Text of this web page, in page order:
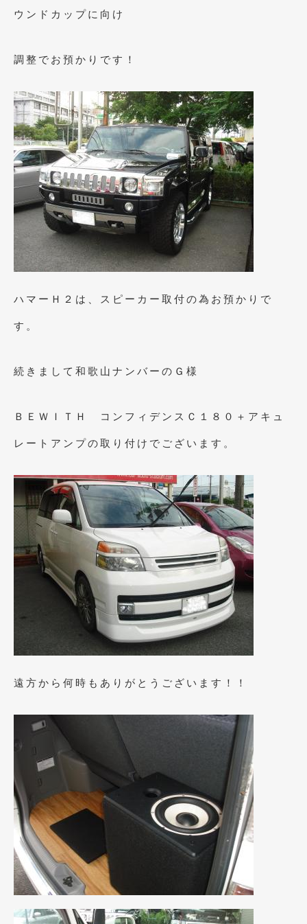
2020年3月(4)
2020年1月(6)
2019年12月 (8)
2019年11月(12)
2019年10月(7)
2019年9月(12)
2019年8月
2019年7月(17)
2019年6月(16)
2019年3月
2018年11月(3)
2018年10月 (4)
2018年9月(8)
2018年8月(6)
2018年7月 (2)
2018年6月 (7)
2018年4月(2)
2018年3月
2018年1月 (3)
2017年12月 (5)
2017年11月(4)
2017年10月 (5)
2017年9月
2017年8月(6)
2017年7月(2)
2017年6月(4)
ウンドカップに向け
調整でお預かりです！
ハマーＨ２は、スピーカー取付の為お預かりで
す。
続きまして和歌山ナンバーのＧ様
ＢＥＷＩＴＨ コンフィデンスＣ１８０＋アキュ
レートアンプの取り付けでございます。
遠方から何時もありがとうございます！！